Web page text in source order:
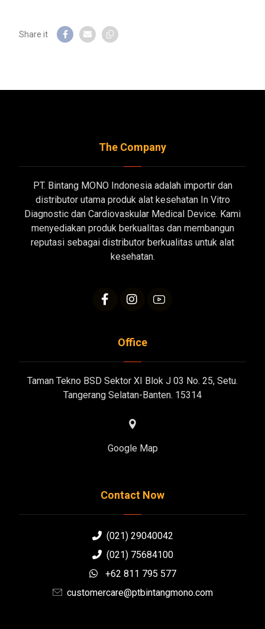
The Company
PT. Bintang MONO Indonesia adalah importir dan
distributor utama produk alat kesehatan In Vitro
Diagnostic dan Cardiovaskular Medical Device. Kami
menyediakan produk berkualitas dan membangun
reputasi sebagai distributor berkualitas untuk alat
kesehatan.
Office
Taman Tekno BSD Sektor XI Blok J 03 No. 25, Setu.
Tangerang Selatan-Banten. 15314
Google Map
Contact Now
(021) 29040042
(021) 75684100
+62 811 795 577
customercare@ptbintangmono.com